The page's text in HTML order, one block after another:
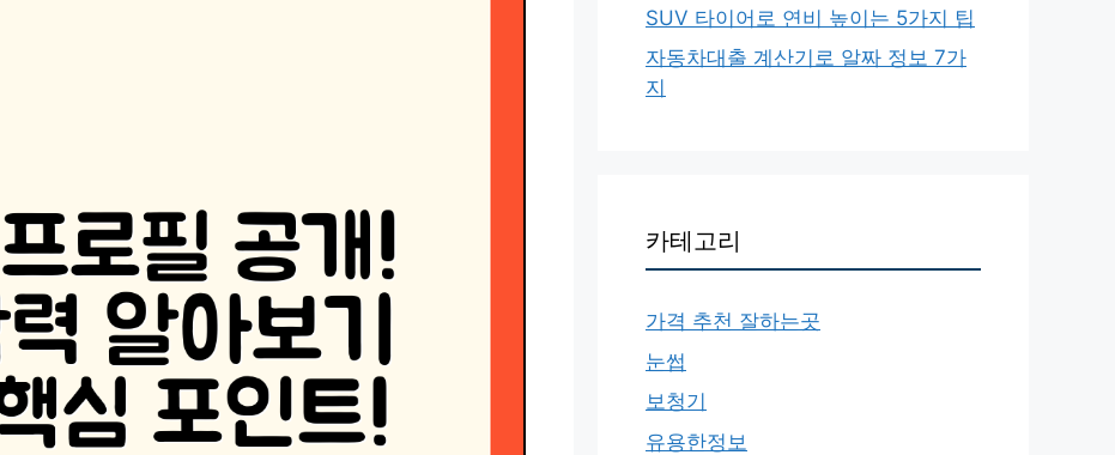
SUV 타이어로 연비 높이는 5가지 팁
자동차대출 계산기로 알짜 정보 7가
지
카테고리
가격 추천 잘하는곳
눈썹
보청기
유용한정보